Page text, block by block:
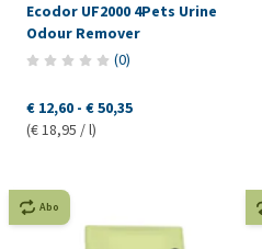
Ecodor UF2000 4Pets Urine
Odour Remover
(0)
€ 12,60 - € 50,35
(€ 18,95 / l)
Abo